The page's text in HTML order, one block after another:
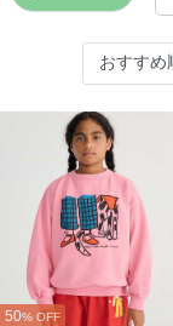
50% OFF